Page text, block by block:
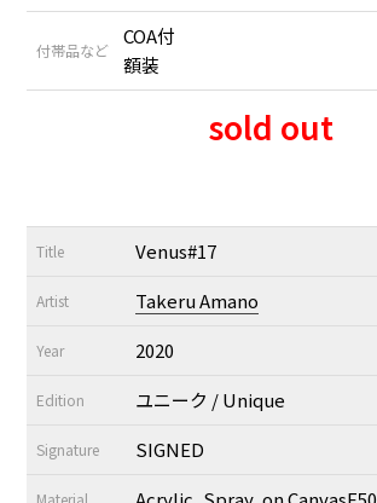
付帯品など
COA付
額装
sold out
Title Venus#17
Artist Takeru Amano
Year 2020
Edition ユニーク / Unique
Signature SIGNED
Material